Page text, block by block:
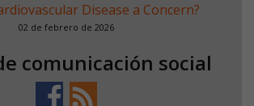
Disease a Concern?
02 de febrero de 2026
comunicación social